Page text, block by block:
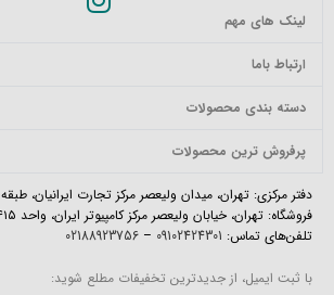
لینک های مهم
ارتباط باما
دسته بندی محصولات
پرفروش ترین محصولات
دفتر مرکزی: تهران، میدان ولیعصر مرکز تجارت ایرانیان، طبقه ۹، واحد ۵
فروشگاه: تهران، خیابان ولیعصر مرکز کامپیوتر ایران، واحد ۴۱۵
تلفن‌های تماس: 09102424301
–
02188923756
با ثبت ایمیل، از جدیدترین تخفیفات مطلع شوید: